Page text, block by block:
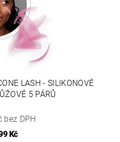
LASH - SILIKONOVÉ
5 PÁRŮ
bez DPH
Kč